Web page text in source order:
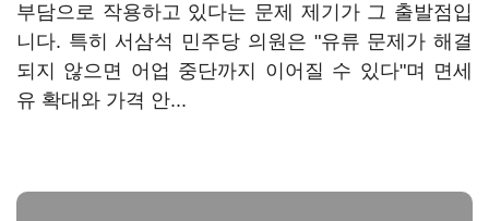
부담으로 작용하고 있다는 문제 제기가 그 출발점입
니다. 특히 서삼석 민주당 의원은 "유류 문제가 해결
되지 않으면 어업 중단까지 이어질 수 있다"며 면세
유 확대와 가격 안...